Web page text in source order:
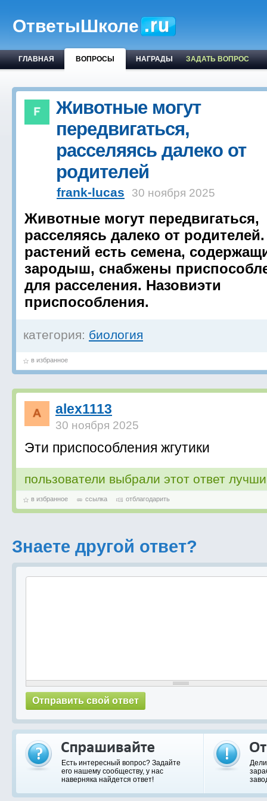
ОтветыШколе
ГЛАВНАЯ ВОПРОСЫ НАГРАДЫ ЗАДАТЬ ВОПРОС
Животные могут
передвигаться,
расселяясь далеко от
родителей
frank-lucas 30 ноября 2025
Животные могут передвигаться,
расселяясь далеко от
растений есть семена,
зародыш, снабжены
для расселения. Назовиэти
приспособления.
категория: биология
в избранное
alex1113
30 ноября 2025
Эти приспособления жгутики
пользователи выбрали этот ответ
в избранное ссылка отблагодарить
Знаете другой ответ?
Есть интересный вопрос? Задайте
его нашему сообществу, у нас
наверняка найдется ответ!